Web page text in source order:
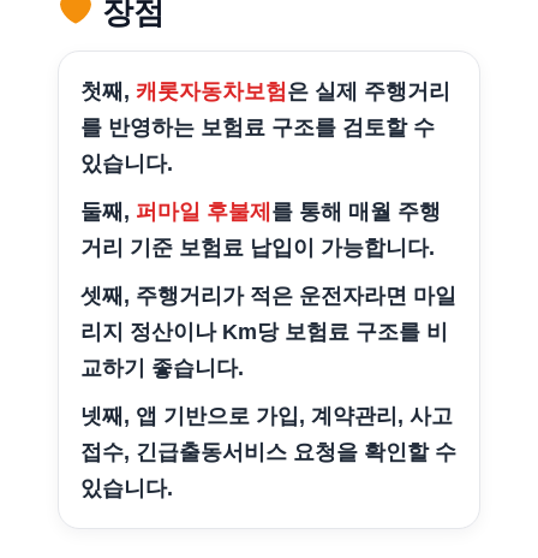
장점
첫째, 캐롯자동차보험은 실제 주행거리
를 반영하는 보험료 구조를 검토할 수
있습니다.
둘째, 퍼마일 후불제 를 통해 매월 주행
거리 기준 보험료 납입이 가능합니다.
셋째, 주행거리가 적은 운전자라면 마일
리지 정산이나 Km당 보험료 구조를 비
교하기 좋습니다.
넷째, 앱 기반으로 가입, 계약관리, 사고
접수, 긴급출동서비스 요청을 확인할 수
있습니다.